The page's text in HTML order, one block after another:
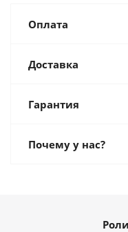
Оплата
Доставка
Гарантия
Почему у нас?